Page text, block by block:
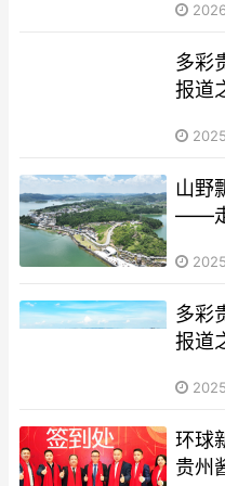
多彩
报道
山野
——走
多彩
报道
环球
贵州